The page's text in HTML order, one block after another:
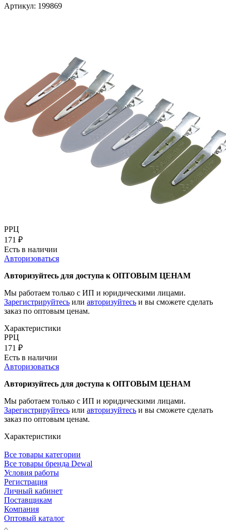
Артикул: 199869
РРЦ
171 ₽
Есть в наличии
Авторизоваться
Авторизуйтесь для доступа к ОПТОВЫМ ЦЕНАМ
Мы работаем только с ИП и юридическими лицами.
Зарегистрируйтесь или авторизуйтесь и вы сможете сделать
заказ по оптовым ценам.
Характеристики
РРЦ
171 ₽
Есть в наличии
Авторизоваться
Авторизуйтесь для доступа к ОПТОВЫМ ЦЕНАМ
Мы работаем только с ИП и юридическими лицами.
Зарегистрируйтесь или авторизуйтесь и вы сможете сделать
заказ по оптовым ценам.
Характеристики
Все товары категории
Все товары бренда Dewal
Условия работы
Регистрация
Личный кабинет
Поставщикам
Компания
Оптовый каталог